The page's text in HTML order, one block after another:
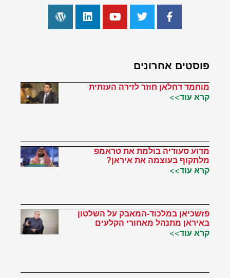
פוסטים אחרונים
מוחמד דחלאן חוזר לזירה העזתית
קרא עוד>>
מדוע סעודיה בולמת את טראמפ
מלתקוף בעוצמה את איראן?
קרא עוד>>
פזשכיאן במלכוד-המאבק על השלטון
באיראן מתנהל מאחורי הקלעים
קרא עוד>>